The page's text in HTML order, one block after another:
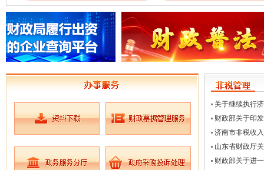
关于继续执行
财政部关于印
济南市非税收
山东省财政厅
财政部关于进